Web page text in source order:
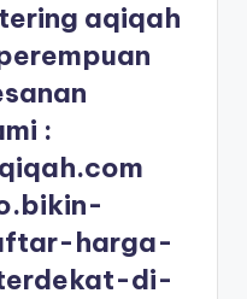
aqiqah
:
harga-
di-